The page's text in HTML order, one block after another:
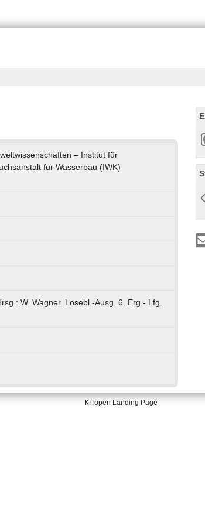
– Institut für
für Wasserbau (IWK)
W. Wagner. Losebl.-Ausg. 6. Erg.- Lfg.
KITopen Landing Page